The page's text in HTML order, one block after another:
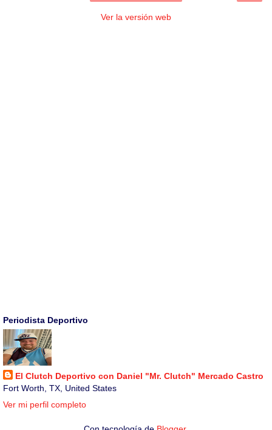
Ver la versión web
Periodista Deportivo
El Clutch Deportivo con Daniel "Mr. Clutch" Mercado Castro
Fort Worth, TX, United States
Ver mi perfil completo